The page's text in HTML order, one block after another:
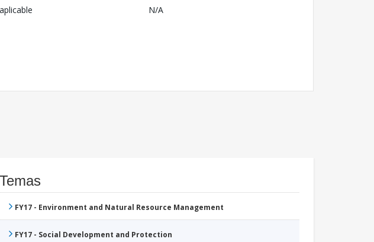
N/A
Temas
FY17 - Environment and Natural Resource Management
FY17 - Social Development and Protection